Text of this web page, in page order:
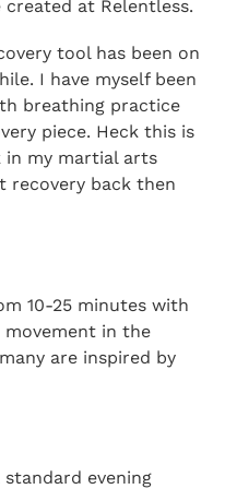
at Relentless.
tool has been on
I have myself been
breathing practice
piece. Heck this is
in my martial arts
recovery back then
10-25 minutes with
movement in the
are inspired by
standard evening